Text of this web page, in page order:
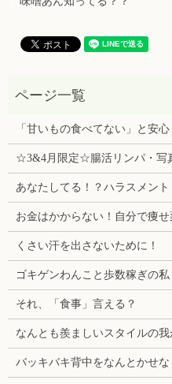
「甘いもの食べてない」と安
☆3&4月限定☆腸活リンパ・写
あなたしてる！？ハラスメント
お金はかからない！自分で痩せ
くさい汗を出さないために！
ゴキゲンわんこと歩数稼ぎの私
それ、「食事」言える？
なんとも羨ましいスタイルの我
バッキバキ背中をなんとかせな